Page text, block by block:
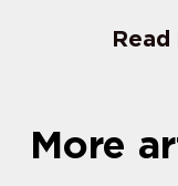
More